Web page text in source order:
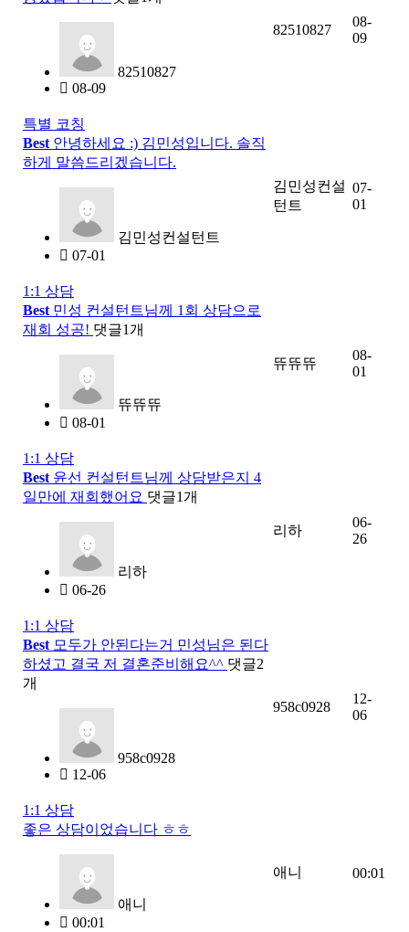
82510827
08-09
82510827
08-
09
특별 코칭
Best 안녕하세요 :) 김민성입니다. 솔직
하게 말씀드리겠습니다.
김민성컨설턴트
07-01
김민성컨설
턴트
07-
01
1:1 상담
Best 민성 컨설턴트님께 1회 상담으로
재회 성공! 댓글1개
뜌뜌뜌
08-01
뜌뜌뜌
08-
01
1:1 상담
Best 윤선 컨설턴트님께 상담받은지 4
일만에 재회했어요 댓글1개
리하
06-26
리하
06-
26
1:1 상담
Best 모두가 안된다는거 민성님은 된다
하셨고 결국 저 결혼준비해요^^ 댓글2
개
958c0928
12-06
958c0928
12-
06
1:1 상담
좋은 상담이었습니다 ㅎㅎ
애니
00:01
애니 00:01